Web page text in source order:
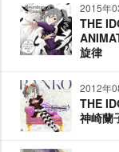
2015年
THE
旋律
2012年
THE
神崎蘭